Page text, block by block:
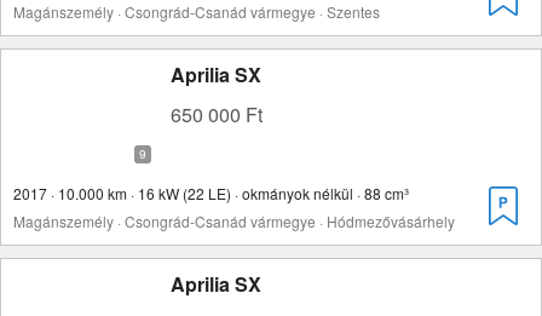
Magánszemély · Csongrád-Csanád vármegye · Szentes
Aprilia SX
650 000 Ft
2017 · 10.000 km · 16 kW (22 LE) · okmányok nélkül · 88 cm³
Magánszemély · Csongrád-Csanád vármegye · Hódmezővásárhely
Aprilia SX